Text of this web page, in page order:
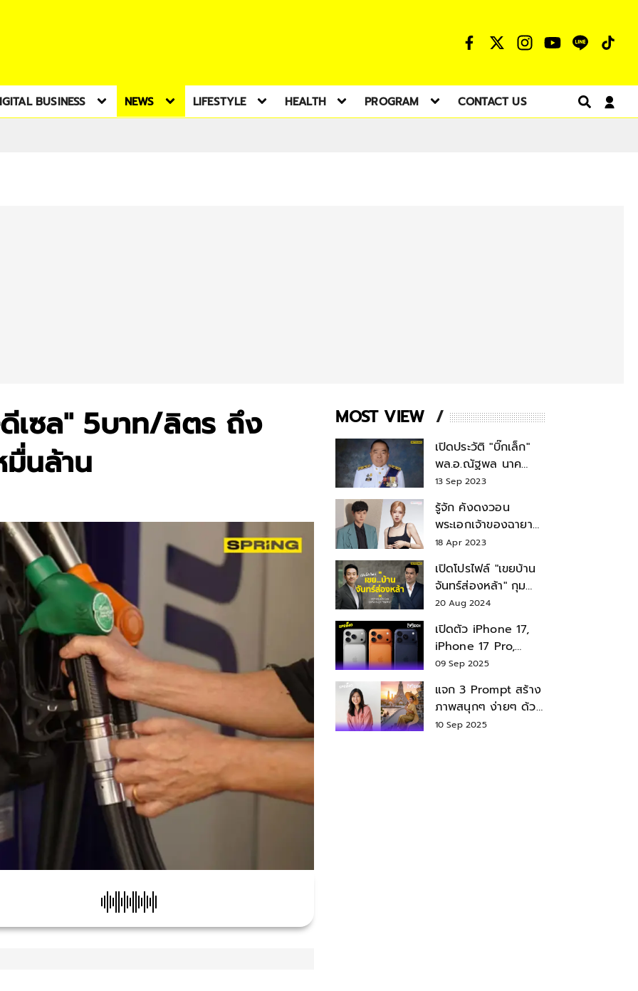
BUSINESS NEWS LIFESTYLE HEALTH PROGRAM CONTACT US
เซล" 5บาท/ลิตร ถึง
นล้าน
MOST VIEW
เปิดประวัติ "บิ๊กเล็ก"
พล.อ.ณัฐพล นาค
พาณิชย์ จากเลขาฯ
สมช.-เลขาฯ
รมว.กลาโหม
13 Sep 2023
รู้จัก คังดงวอน
พระเอกเจ้าของฉายา
สมบัติแห่งชาติ หลังมี
18 Apr 2023
เปิดโปรไฟล์ "เขยบ้าน
จันทร์ส่องหล้า" กุม
บังเหียนธุรกิจตระกูล
"ชินวัตร"
20 Aug 2024
เปิดตัว iPhone 17,
iPhone 17 Pro,
iPhone 17 Air สเปค
09 Sep 2025
แจก 3 Prompt สร้าง
ภาพสนุกๆ ง่ายๆ ด้วย
Nano Banana ใน
10 Sep 2025